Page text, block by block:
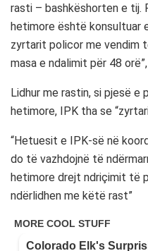
rasti – bashkëshorten e tij.
hetimore është konsultuar
zyrtarit policor me vendim
masa e ndalimit për 48
Lidhur me rastin, si pjesë e
hetimore, IPK tha se
“Hetuesit e IPK-së në
do të vazhdojnë të
hetimore drejt ndriçimit të
ndërlidhen me këtë rast”